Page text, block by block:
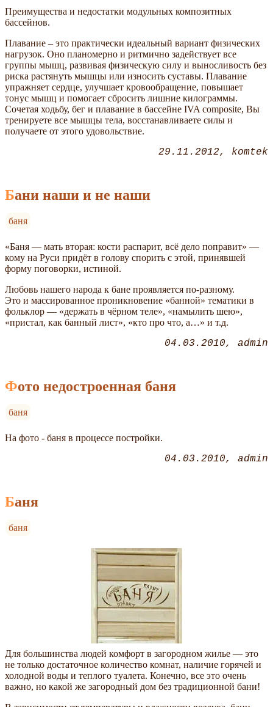
Преимущества и недостатки модульных композитных
бассейнов.
Плавание – это практически идеальный вариант физических
нагрузок. Оно планомерно и ритмично задействует все
группы мышц, развивая физическую силу и выносливость без
риска растянуть мышцы или износить суставы. Плавание
упражняет сердце, улучшает кровообращение, повышает
тонус мышц и помогает сбросить лишние килограммы.
Сочетая ходьбу, бег и плавание в бассейне IVA composite, Вы
тренируете все мышцы тела, восстанавливаете силы и
получаете от этого удовольствие.
29.11.2012 komtek
Бани наши и не наши
баня
«Баня — мать вторая: кости распарит, всё дело поправит» —
кому на Руси придёт в голову спорить с этой, принявшей
форму поговорки, истиной.
Любовь нашего народа к бане проявляется по-разному.
Это и массированное проникновение «банной» тематики в
фольклор — «держать в чёрном теле», «намылить шею»,
«пристал, как банный лист», «кто про что, а…» и т.д.
04.03.2010 admin
Фото недостроенная баня
баня
На фото - баня в процессе постройки.
04.03.2010 admin
Баня
баня
Для большинства людей комфорт в загородном жилье — это
не только достаточное количество комнат, наличие горячей и
холодной воды и теплого туалета. Конечно, все это очень
важно, но какой же загородный дом без традиционной бани!